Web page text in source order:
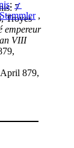
7
Troyes
empereur
VIII
879,
: ♂
,